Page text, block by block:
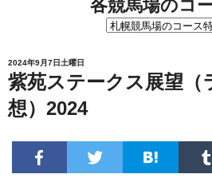
各競馬場のコ
2024年9月7日土曜日
紫苑ステークス展望（
想）2024